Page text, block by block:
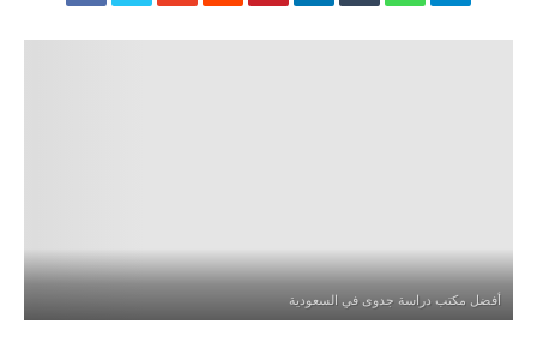
أفضل مكتب دراسة جدوى في السعودية